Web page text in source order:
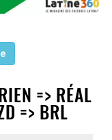
=> RÉAL
=> BRL